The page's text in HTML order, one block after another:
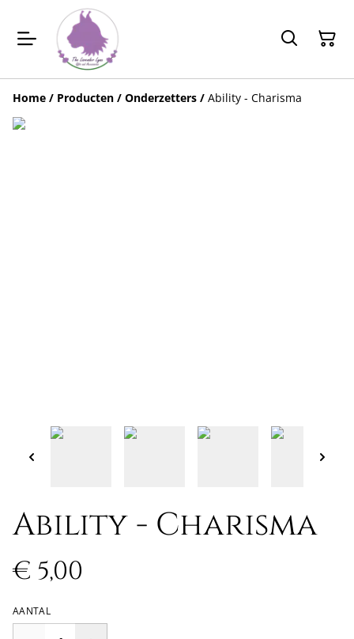
Home / Producten / Onderzetters / Ability - Charisma
Ability - Charisma
€ 5,00
AANTAL